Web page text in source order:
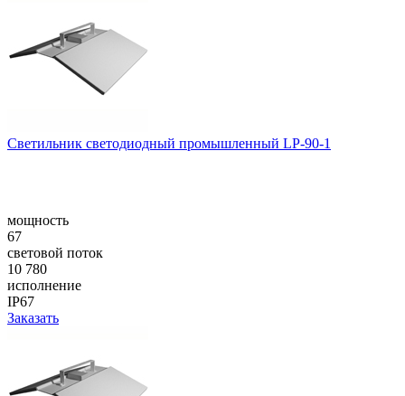
Светильник светодиодный промышленный LP-90-1
мощность
67
световой поток
10 780
исполнение
IP67
Заказать